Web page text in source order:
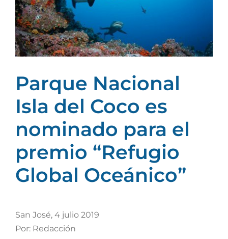
grande
Parque Nacional
Isla del Coco es
nominado para el
premio “Refugio
Global Oceánico”
San José, 4 julio 2019
Por: Redacción